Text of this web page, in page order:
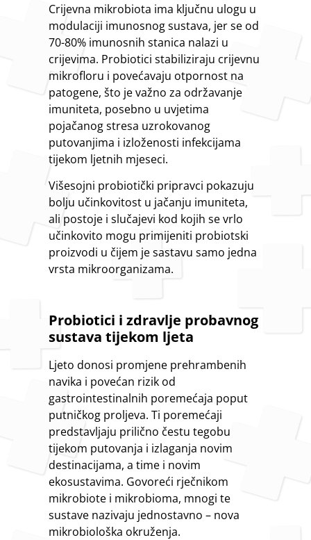
Crijevna mikrobiota ima ključnu ulogu u
modulaciji imunosnog sustava, jer se od
70-80% imunosnih stanica nalazi u
crijevima. Probiotici stabiliziraju crijevnu
mikrofloru i povećavaju otpornost na
patogene, što je važno za održavanje
imuniteta, posebno u uvjetima
pojačanog stresa uzrokovanog
putovanjima i izloženosti infekcijama
tijekom ljetnih mjeseci.
Višesojni probiotički pripravci pokazuju
bolju učinkovitost u jačanju imuniteta,
ali postoje i slučajevi kod kojih se vrlo
učinkovito mogu primijeniti probiotski
proizvodi u čijem je sastavu samo jedna
vrsta mikroorganizama.
Probiotici i zdravlje probavnog
sustava tijekom ljeta
Ljeto donosi promjene prehrambenih
navika i povećan rizik od
gastrointestinalnih poremećaja poput
putničkog proljeva. Ti poremećaji
predstavljaju prilično čestu tegobu
tijekom putovanja i izlaganja novim
destinacijama, a time i novim
ekosustavima. Govoreći rječnikom
mikrobiote i mikrobioma, mnogi te
sustave nazivaju jednostavno – nova
mikrobiološka okruženja.